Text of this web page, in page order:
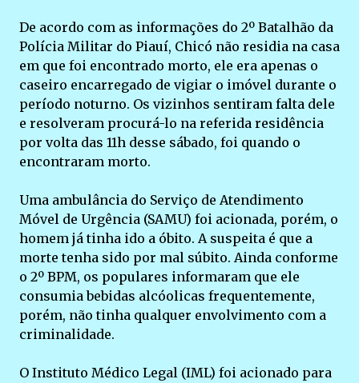
De acordo com as informações do 2º Batalhão da
Polícia Militar do Piauí, Chicó não residia na casa
em que foi encontrado morto, ele era apenas o
caseiro encarregado de vigiar o imóvel durante o
período noturno. Os vizinhos sentiram falta dele
e resolveram procurá-lo na referida residência
por volta das 11h desse sábado, foi quando o
encontraram morto.
Uma ambulância do Serviço de Atendimento
Móvel de Urgência (SAMU) foi acionada, porém, o
homem já tinha ido a óbito. A suspeita é que a
morte tenha sido por mal súbito. Ainda conforme
o 2º BPM, os populares informaram que ele
consumia bebidas alcóolicas frequentemente,
porém, não tinha qualquer envolvimento com a
criminalidade.
O Instituto Médico Legal (IML) foi acionado para